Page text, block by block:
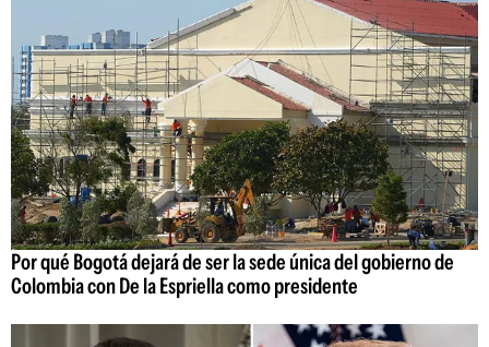
Por qué Bogotá dejará de ser la sede única del gobierno de
Colombia con De la Espriella como presidente